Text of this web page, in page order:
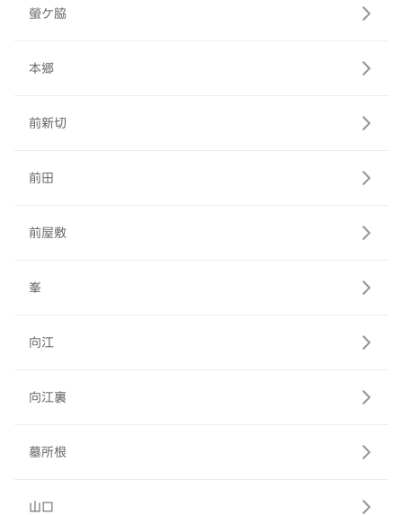
螢ケ脇
本郷
前新切
前田
前屋敷
峯
向江
向江裏
墓所根
山口